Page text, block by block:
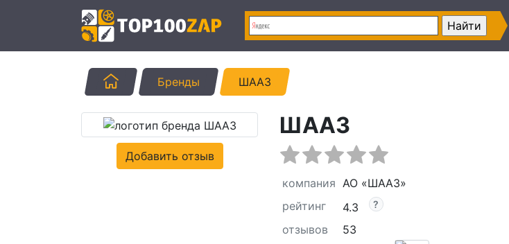
ГлавнаяБренды ШААЗ
Добавить отзыв
ШААЗ
компания АО «ШААЗ»
рейтинг
4.3
отзывов
53